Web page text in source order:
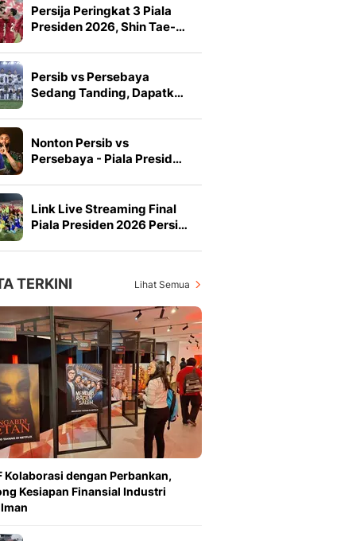
Persija Peringkat 3 Piala
Presiden 2026, Shin Tae-…
Persib vs Persebaya
Sedang Tanding, Dapatk…
Nonton Persib vs
Persebaya - Piala Presid…
Link Live Streaming Final
Piala Presiden 2026 Persi…
TERKINI Lihat Semua
Kolaborasi dengan Perbankan,
Kesiapan Finansial Industri